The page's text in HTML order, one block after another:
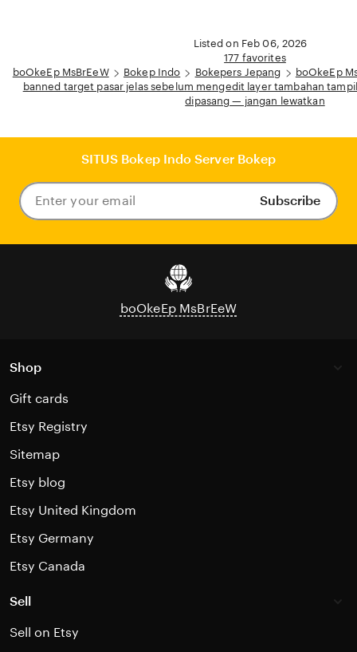
Listed on Feb 06, 2026
177 favorites
boOkeEp MsBrEeW
Bokep Indo Bokepers Jepang
boOkeEp
banned target pasar jelas sebelum mengedit layer tambahan
dipasang — jangan lewatkan
SITUS Bokep Indo Server Bokep
Enter
your
Subscribe
boOkeEp MsBrEeW
Shop
Gift cards
Etsy Registry
Sitemap
Etsy blog
Etsy United Kingdom
Etsy Germany
Etsy Canada
Sell
Sell on Etsy